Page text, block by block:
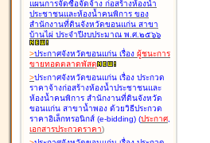
แผนการจัดซื้อจัดจ้าง ก่อสร้างห้องน้ำ
ประชาชนและห้องน้ำคนพิการ ของ
สำนักงานที่ดินจังหวัดขอนแก่น สาขา
บ้านไผ่ ประจำปีงบประมาณ พ.ศ.๒๕๖๖
>ประกาศจังหวัดขอนแก่น เรื่อง ผู้ชนะการ
ขายทอดตลาดพัสดุ
>ประกาศจังหวัดขอนแก่น เรื่อง ประกวด
ราคาจ้างก่อสร้างห้องน้ำประชาชนและ
ห้องน้ำคนพิการ สำนักงานที่ดินจังหวัด
ขอนแก่น สาขาน้ำพอง ด้วยวิธีประกวด
ราคาอิเล็กทรอนิกส์ (e-bidding) (ประกาศ,
เอกสารประกวดราคา)